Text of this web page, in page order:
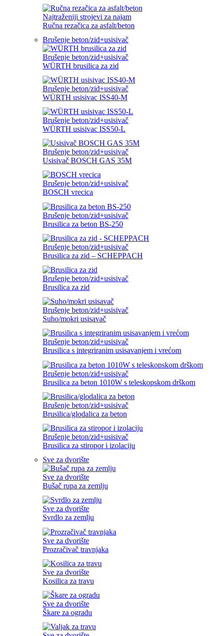
Najtraženiji strojevi za najam
Ručna rezačica za asfalt/beton
Brušenje beton/zid+usisivač
Brušenje beton/zid+usisivač
WÜRTH brusilica za zid
Brušenje beton/zid+usisivač
WÜRTH usisivac ISS40-M
Brušenje beton/zid+usisivač
WÜRTH usisivac ISS50-L
Brušenje beton/zid+usisivač
Usisivač BOSCH GAS 35M
Brušenje beton/zid+usisivač
BOSCH vrecica
Brušenje beton/zid+usisivač
Brusilica za beton BS-250
Brušenje beton/zid+usisivač
Brusilica za zid – SCHEPPACH
Brušenje beton/zid+usisivač
Brusilica za zid
Brušenje beton/zid+usisivač
Suho/mokri usisavač
Brušenje beton/zid+usisivač
Brusilica s integriranim usisavanjem i vrećom
Brušenje beton/zid+usisivač
Brusilica za beton 1010W s teleskopskom drškom
Brušenje beton/zid+usisivač
Brusilica/glodalica za beton
Brušenje beton/zid+usisivač
Brusilica za stiropor i izolaciju
Sve za dvorište
Sve za dvorište
Bušač rupa za zemlju
Sve za dvorište
Svrdlo za zemlju
Sve za dvorište
Prozračivač travnjaka
Sve za dvorište
Kosilica za travu
Sve za dvorište
Škare za ogradu